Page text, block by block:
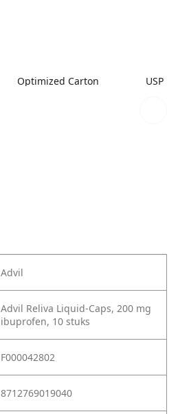
Optimized Carton USP 1
Advil
Advil Reliva Liquid-Caps, 200 mg
ibuprofen, 10 stuks
F000042802
8712769019040